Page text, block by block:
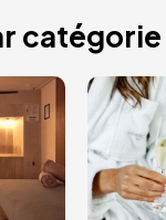
catégorie